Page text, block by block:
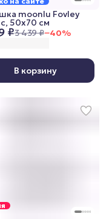
₽3 439 ₽−40%
moonlu Fovley
50x70 см
В корзину